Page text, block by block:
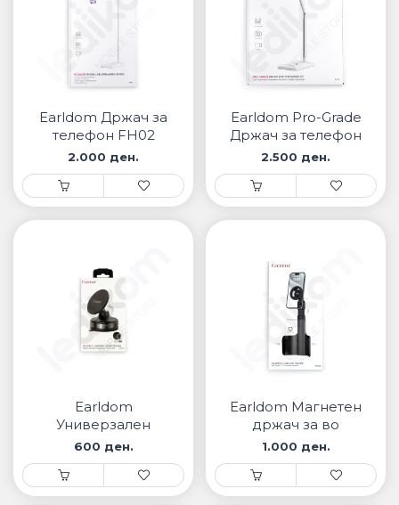
Earldom Држач за
телефон FH02
2.000 ден.
Earldom Pro-Grade
Држач за телефон
со светло FH01
2.500 ден.
Earldom
Универзален
држач со вакум
EH317
600 ден.
Earldom Магнетен
држач за во
автомобил EH345
1.000 ден.